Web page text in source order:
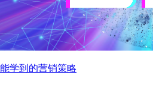
学到的营销策略